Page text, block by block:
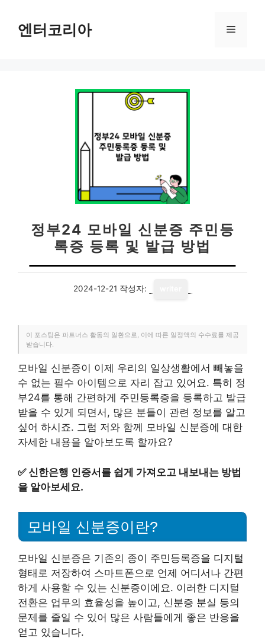
엔터코리아 메
정부24 모바일 신분증 주민등
록증 등록 및 발급 방법
2024-12-21 작성자:
이 포스팅은 파트너스 활동의 일환으로, 이에 따른 일정액의 수수료를 제공
받습니다.
모바일 신분증이 이제 우리의 일상생활에서 빼놓을
수 없는 필수 아이템으로 자리 잡고 있어요. 특히 정
부24를 통해 간편하게 주민등록증을 등록하고 발급
받을 수 있게 되면서, 많은 분들이 관련 정보를 알고
싶어 하시죠. 그럼 저와 함께 모바일 신분증에 대한
자세한 내용을 알아보도록 할까요?
✅신한은행 인증서를 쉽게 가져오고 내보내는 방법
을 알아보세요.
모바일 신분증이란?
모바일 신분증은 기존의 종이 주민등록증을 디지털
형태로 저장하여 스마트폰으로 언제 어디서나 간편
하게 사용할 수 있는 신분증이에요. 이러한 디지털
전환은 업무의 효율성을 높이고, 신분증 분실 등의
문제를 줄일 수 있어 많은 사람들에게 좋은 반응을
얻고 있습니다.